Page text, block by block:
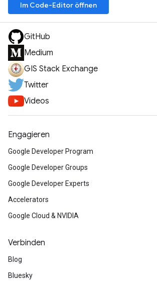
Im Code-Editor öffnen
GitHub
Medium
GIS Stack Exchange
Twitter
Videos
Engagieren
Google Developer Program
Google Developer Groups
Google Developer Experts
Accelerators
Google Cloud & NVIDIA
Verbinden
Blog
Bluesky